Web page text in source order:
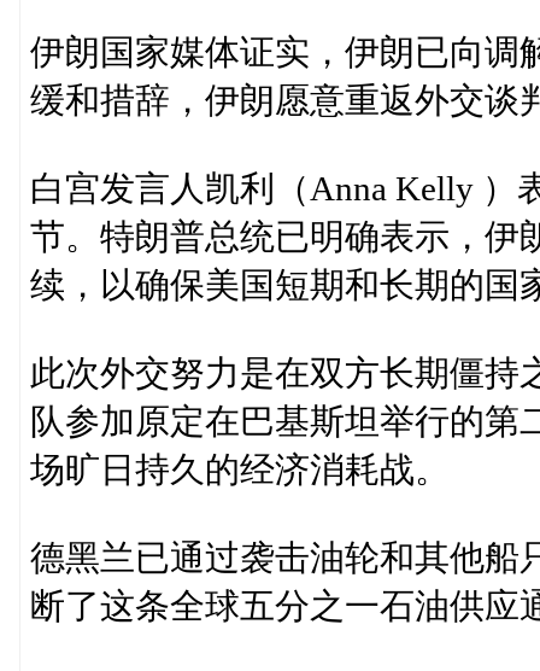
伊朗国家媒体证实，伊朗已向调
缓和措辞，伊朗愿意重返外交谈
白宫发言人凯利（Anna Kelly ）
节。特朗普总统已明确表示，伊
续，以确保美国短期和长期的国
此次外交努力是在双方长期僵持
队参加原定在巴基斯坦举行的
场旷日持久的经济消耗战。
德黑兰已通过袭击油轮和其他船
断了这条全球五分之一石油供应